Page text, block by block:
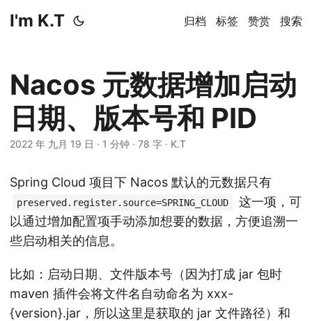
I'm K.T 归档 标签 赞赏 搜索
Nacos 元数据增加启动
日期、版本号和 PID
2022 年 九月 19 日 · 1 分钟 · 78 字 · K.T
Spring Cloud 项目下 Nacos 默认的元数据只有
preserved.register.source=SPRING_CLOUD
这一项，可
以通过增加配置项手动添加想要的数据，方便追溯一
些启动相关的信息。
比如：启动日期、文件版本号（因为打成 jar 包时
maven 插件会将文件名自动命名为 xxx-
{version}.jar，所以这里是获取的 jar 文件路径）和